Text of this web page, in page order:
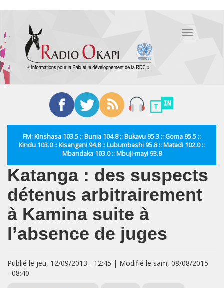
contenu
principal
Toggle
FM: Kinshasa 103.5 :: Bunia 104.8 :: Bukavu 95.3 :: Goma 95.5 ::
Kindu 103.0 :: Kisangani 94.8 :: Lubumbashi 95.8 :: Matadi 102.0 ::
Mbandaka 103.0 :: Mbuji-mayi 93.8
Katanga : des suspects
détenus arbitrairement
à Kamina suite à
l’absence de juges
Publié le jeu, 12/09/2013 - 12:45 | Modifié le sam, 08/08/2015
- 08:40